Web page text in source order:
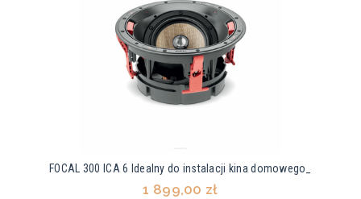
FOCAL 300 ICA 6 Idealny do instalacji kina domowego_
1 899,00 zł